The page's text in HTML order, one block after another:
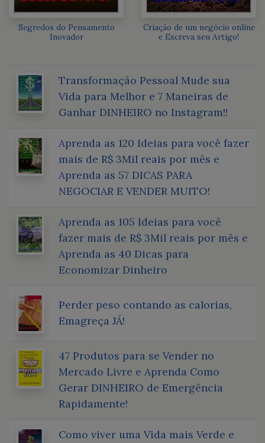
Segredos do Pensamento
Inovador
Criação de um negócio online
e Escreva seu Artigo!
Transformação Pessoal Mude sua
Vida para Melhor e 7 Maneiras de
Ganhar DINHEIRO no Instagram!!
Aprenda as 120 Ideias para você fazer
mais de R$ 3Mil reais por mês e
Aprenda as 57 DICAS PARA
NEGOCIAR E VENDER MUITO!
Aprenda as 105 Ideias para você
fazer mais de R$ 3Mil reais por mês e
Aprenda as 40 Dicas para
Economizar Dinheiro
Perder peso contando as calorias,
Emagreça JÁ!
47 Produtos para se Vender no
Mercado Livre e Aprenda Como
Gerar DINHEIRO de Emergência
Rapidamente!
Como viver uma Vida mais Verde e